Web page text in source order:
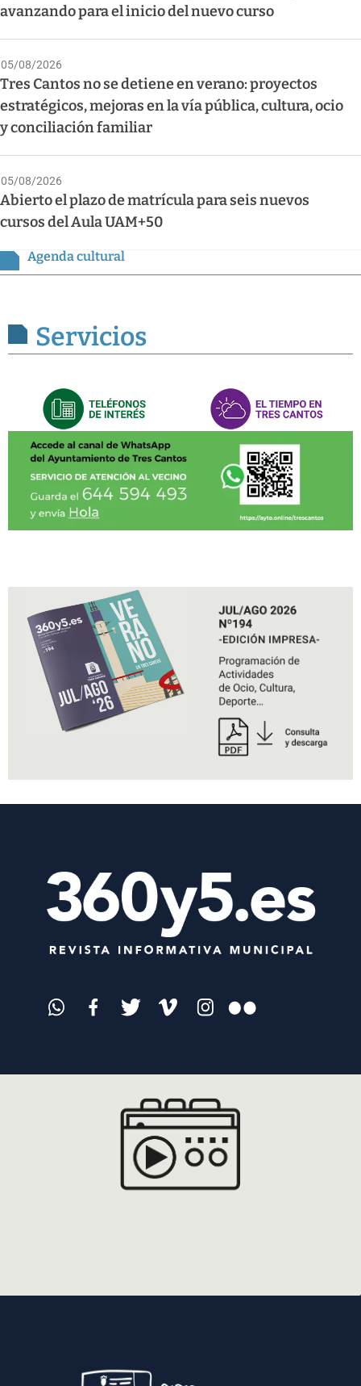
avanzando para el inicio del nuevo curso
05/08/2026
Tres Cantos no se detiene en verano: proyectos
estratégicos, mejoras en la vía pública, cultura, ocio
y conciliación familiar
05/08/2026
Abierto el plazo de matrícula para seis nuevos
cursos del Aula UAM+50
Agenda cultural
Servicios